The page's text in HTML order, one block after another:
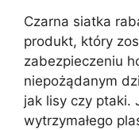
Czarna siatka
produkt, który
zabezpieczeniu
niepożądanym
jak lisy czy ptaki.
wytrzymałego